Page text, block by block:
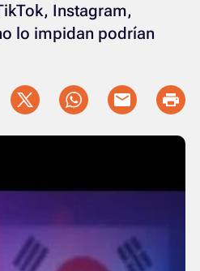
Instagram,
lo impidan podrían